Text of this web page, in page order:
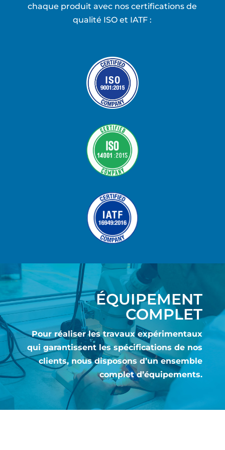
chaque produit avec nos certifications de
qualité ISO et IATF :
ÉQUIPEMENT
COMPLET
Pour réaliser les travaux expérimentaux
qui garantissent les spécifications de nos
clients, nous disposons d’un ensemble
complet d’équipements.